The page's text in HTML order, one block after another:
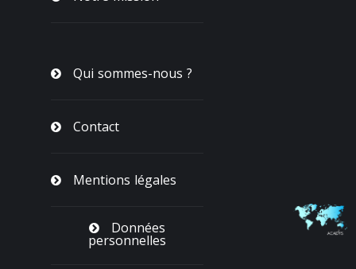
Qui sommes-nous ?
Contact
Mentions légales
Données
personnelles